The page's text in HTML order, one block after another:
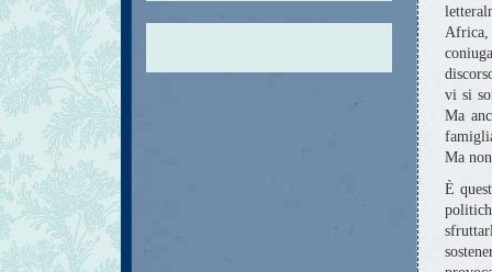
Africa,
vi si
Ma
Ma
È